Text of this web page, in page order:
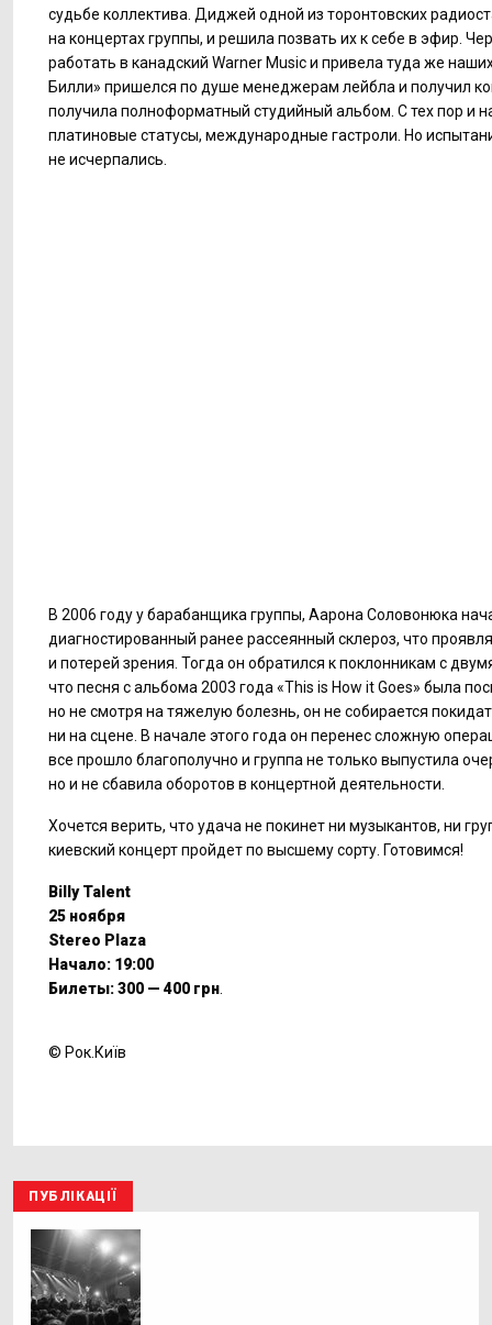
судьбе коллектива. Диджей одной из торонтовских
на концертах группы, и решила позвать их к себе в эфир.
работать в канадский Warner Music и привела туда же
Билли» пришелся по душе менеджерам лейбла и получил
получила полноформатный студийный альбом. С тех пор и
платиновые статусы, международные гастроли. Но
не исчерпались.
В 2006 году у барабанщика группы, Аарона Соловонюка
диагностированный ранее рассеянный склероз, что
и потерей зрения. Тогда он обратился к поклонникам с
что песня с альбома 2003 года «This is How it Goes» была
но не смотря на тяжелую болезнь, он не собирается
ни на сцене. В начале этого года он перенес сложную
все прошло благополучно и группа не только выпустила
но и не сбавила оборотов в концертной деятельности.
Хочется верить, что удача не покинет ни музыкантов, ни
киевский концерт пройдет по высшему сорту. Готовимся!
Billy Talent
25 ноября
Stereo Plaza
Начало: 19:00
Билеты: 300 — 400 грн
© Рок.Київ
ПУБЛІКАЦІЇ